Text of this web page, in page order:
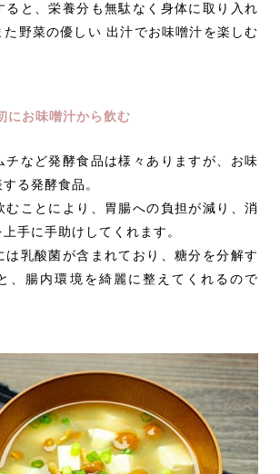
ると、栄養分も無駄なく身体に取り入れ
た野菜の優しい 出汁でお味噌汁を楽しむ
にお味噌汁から飲む
チなど発酵食品は様々ありますが、お味
る発酵食品。
むことにより、胃腸への負担が減り、消
手に手助けしてくれます。
は乳酸菌が含まれており、糖分を分解す
、腸内環境を綺麗に整えてくれるので